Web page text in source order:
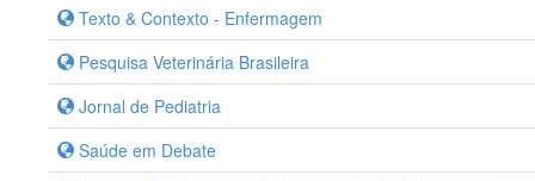
Texto & Contexto - Enfermagem
Pesquisa Veterinária Brasileira
Jornal de Pediatria
Saúde em Debate